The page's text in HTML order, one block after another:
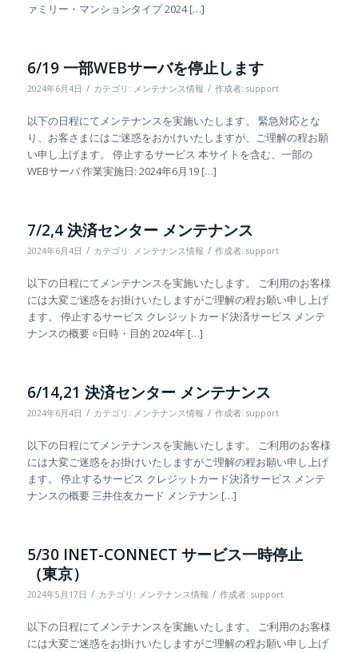
ァミリー・マンションタイプ 2024 […]
6/19 一部WEBサーバを停止します
2024年6月4日 / カテゴリ: メンテナンス情報 / 作成者: support
以下の日程にてメンテナンスを実施いたします。 緊急対応とな
り、お客さまにはご迷惑をおかけいたしますが、ご理解の程お願
い申し上げます。 停止するサービス 本サイトを含む、一部の
WEBサーバ 作業実施日: 2024年6月19 […]
7/2,4 決済センター メンテナンス
2024年6月4日 / カテゴリ: メンテナンス情報 / 作成者: support
以下の日程にてメンテナンスを実施いたします。 ご利用のお客様
には大変ご迷惑をお掛けいたしますがご理解の程お願い申し上げ
ます。 停止するサービス クレジットカード決済サービス メンテ
ナンスの概要 ○日時・目的 2024年 […]
6/14,21 決済センター メンテナンス
2024年6月4日 / カテゴリ: メンテナンス情報 / 作成者: support
以下の日程にてメンテナンスを実施いたします。 ご利用のお客様
には大変ご迷惑をお掛けいたしますがご理解の程お願い申し上げ
ます。 停止するサービス クレジットカード決済サービス メンテ
ナンスの概要 三井住友カード メンテナン […]
5/30 INET-CONNECT サービス一時停止
（東京）
2024年5月17日 / カテゴリ: メンテナンス情報 / 作成者: support
以下の日程にてメンテナンスを実施いたします。 ご利用のお客様
には大変ご迷惑をお掛けいたしますがご理解の程お願い申し上げ